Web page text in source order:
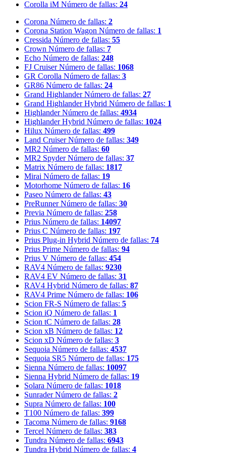
Corolla iM Número de fallas: 24
Corona Número de fallas: 2
Corona Station Wagon Número de fallas: 1
Cressida Número de fallas: 55
Crown Número de fallas: 7
Echo Número de fallas: 248
FJ Cruiser Número de fallas: 1068
GR Corolla Número de fallas: 3
GR86 Número de fallas: 24
Grand Highlander Número de fallas: 27
Grand Highlander Hybrid Número de fallas: 1
Highlander Número de fallas: 4934
Highlander Hybrid Número de fallas: 1024
Hilux Número de fallas: 499
Land Cruiser Número de fallas: 349
MR2 Número de fallas: 60
MR2 Spyder Número de fallas: 37
Matrix Número de fallas: 1817
Mirai Número de fallas: 19
Motorhome Número de fallas: 16
Paseo Número de fallas: 43
PreRunner Número de fallas: 30
Previa Número de fallas: 258
Prius Número de fallas: 14097
Prius C Número de fallas: 197
Prius Plug-in Hybrid Número de fallas: 74
Prius Prime Número de fallas: 94
Prius V Número de fallas: 454
RAV4 Número de fallas: 9230
RAV4 EV Número de fallas: 31
RAV4 Hybrid Número de fallas: 87
RAV4 Prime Número de fallas: 106
Scion FR-S Número de fallas: 5
Scion iQ Número de fallas: 1
Scion tC Número de fallas: 28
Scion xB Número de fallas: 12
Scion xD Número de fallas: 3
Sequoia Número de fallas: 4537
Sequoia SR5 Número de fallas: 175
Sienna Número de fallas: 10097
Sienna Hybrid Número de fallas: 19
Solara Número de fallas: 1018
Sunrader Número de fallas: 2
Supra Número de fallas: 100
T100 Número de fallas: 399
Tacoma Número de fallas: 9168
Tercel Número de fallas: 383
Tundra Número de fallas: 6943
Tundra Hybrid Número de fallas: 4